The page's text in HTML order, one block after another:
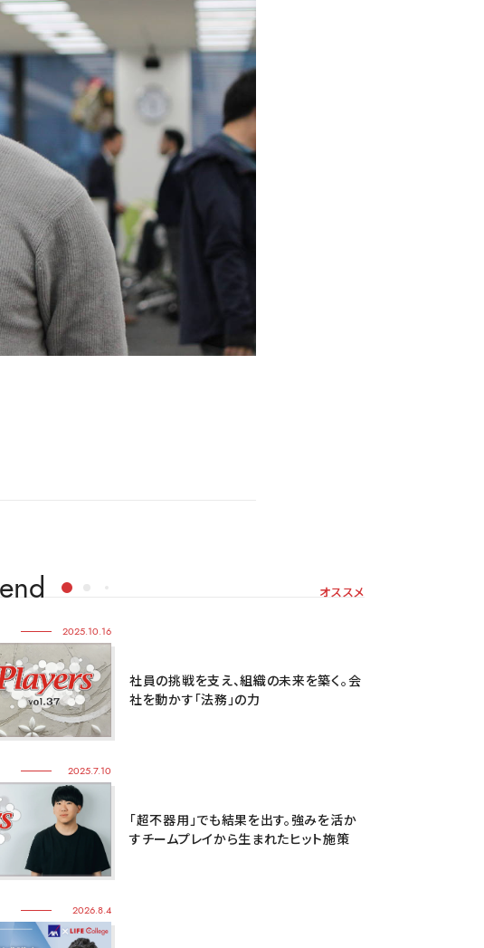
オススメ
2025.10.16
社員の挑戦を支え、組織の未来を築く。会
社を動かす「法務」の力
2025.7.10
「超不器用」でも結果を出す。強みを活か
すチームプレイから生まれたヒット施策
2026.8.4